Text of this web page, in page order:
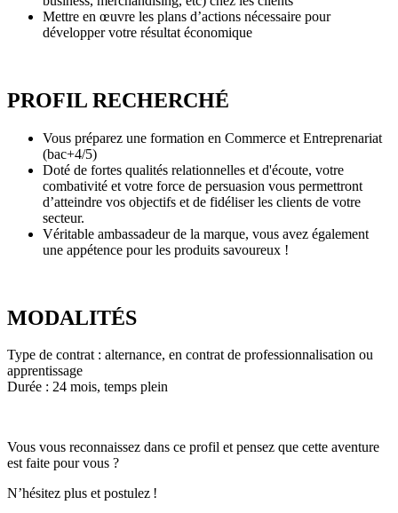
Mettre en œuvre les plans d’actions nécessaire pour
développer votre résultat économique
PROFIL RECHERCHÉ
Vous préparez une formation en Commerce et Entreprenariat
(bac+4/5)
Doté de fortes qualités relationnelles et d'écoute, votre
combativité et votre force de persuasion vous permettront
d’atteindre vos objectifs et de fidéliser les clients de votre
secteur.
Véritable ambassadeur de la marque, vous avez également
une appétence pour les produits savoureux !
MODALITÉS
Type de contrat : alternance, en contrat de professionnalisation ou
apprentissage
Durée : 24 mois, temps plein
Vous vous reconnaissez dans ce profil et pensez que cette aventure
est faite pour vous ?
N’hésitez plus et postulez !